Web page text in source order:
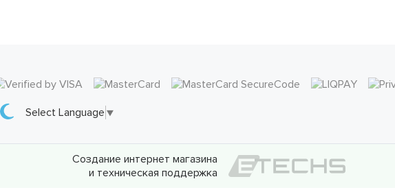
Select Language ▼
Создание интернет магазина
и техническая поддержка